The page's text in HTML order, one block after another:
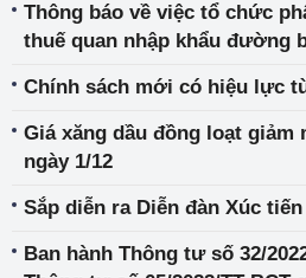
Thông báo về việc tổ chức
thuế quan nhập khẩu đường
Chính sách mới có hiệu lực
Giá xăng dầu đồng loạt giảm
ngày 1/12
Sắp diễn ra Diễn đàn Xúc
Ban hành Thông tư số 32/